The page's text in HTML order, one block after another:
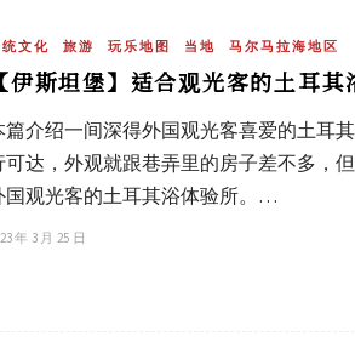
文化 旅游 玩乐地图 当地 马尔马拉海地区
伊斯坦堡】适合观光客的土耳
篇介绍一间深得外国观光客喜爱的土耳
可达，外观就跟巷弄里的房子差不多，
国观光客的土耳其浴体验所。…
年 3 月 25 日